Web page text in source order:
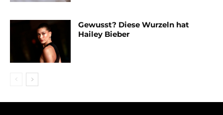
Gewusst? Diese Wurzeln hat
Hailey Bieber